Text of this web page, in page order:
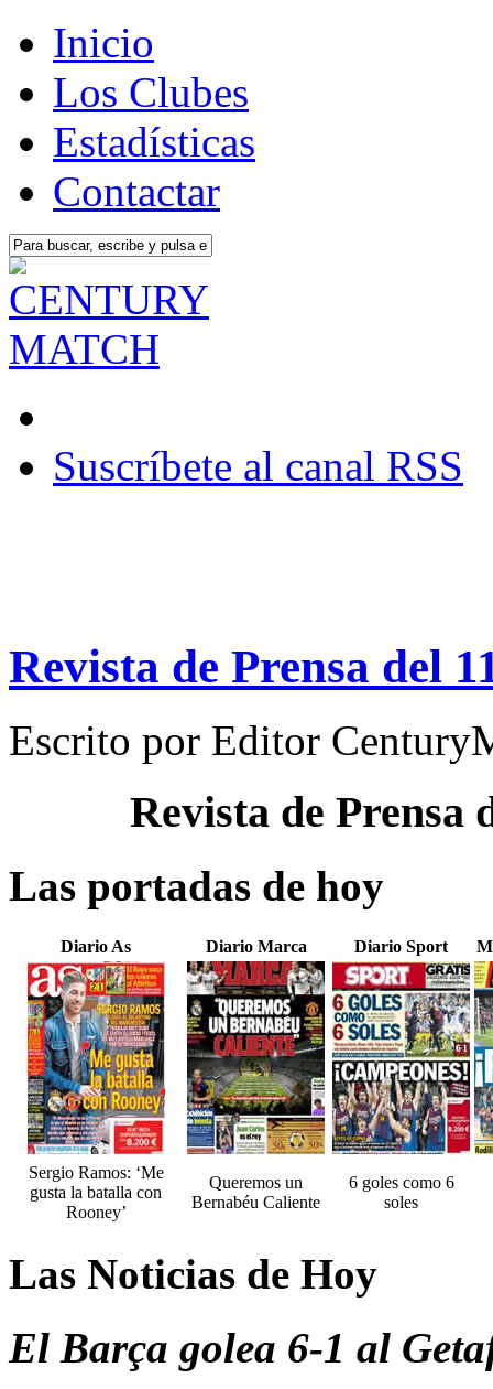
Inicio
Los Clubes
Estadísticas
Contactar
Suscríbete al canal RSS
Revista de Prensa del
Escrito por Editor
Revista de Prensa
Las portadas de hoy
Diario As Diario Marca Diario Sport
Sergio Ramos: ‘Me
gusta la batalla con
Rooney’
Queremos un
Bernabéu Caliente
6 goles como 6
soles
Las Noticias de Hoy
El Barça golea 6-1 al